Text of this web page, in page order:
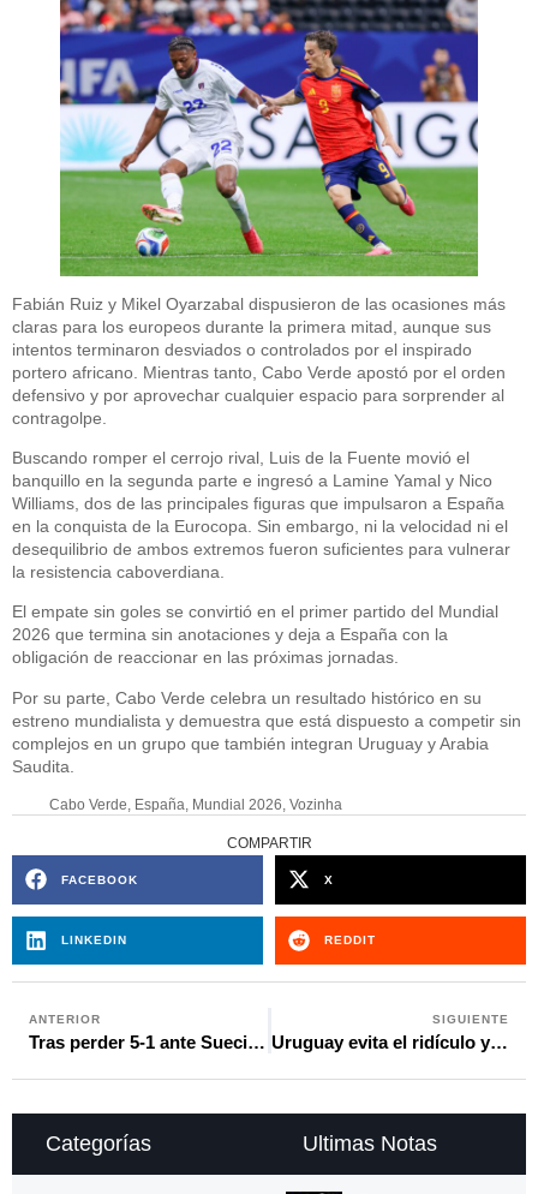
Fabián Ruiz y Mikel Oyarzabal dispusieron de las ocasiones más
claras para los europeos durante la primera mitad, aunque sus
intentos terminaron desviados o controlados por el inspirado
portero africano. Mientras tanto, Cabo Verde apostó por el orden
defensivo y por aprovechar cualquier espacio para sorprender al
contragolpe.
Buscando romper el cerrojo rival, Luis de la Fuente movió el
banquillo en la segunda parte e ingresó a Lamine Yamal y Nico
Williams, dos de las principales figuras que impulsaron a España
en la conquista de la Eurocopa. Sin embargo, ni la velocidad ni el
desequilibrio de ambos extremos fueron suficientes para vulnerar
la resistencia caboverdiana.
El empate sin goles se convirtió en el primer partido del Mundial
2026 que termina sin anotaciones y deja a España con la
obligación de reaccionar en las próximas jornadas.
Por su parte, Cabo Verde celebra un resultado histórico en su
estreno mundialista y demuestra que está dispuesto a competir sin
complejos en un grupo que también integran Uruguay y Arabia
Saudita.
Cabo Verde, España, Mundial 2026,Vozinha
COMPARTIR
FACEBOOK X
LINKEDIN REDDIT
ANTERIOR
Tras perder 5-1 ante Suecia, Túnez despide a su técnico en pleno Mundial
SIGUIENTE
Uruguay evita el ridículo y logra el empate ante Arabia Saudita
Ultimas Notas
Categorías